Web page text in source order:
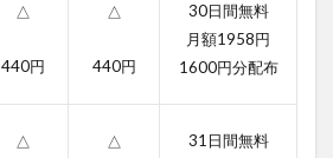
△
440円
△
440円
30日間無料
月額1958円
1600円分配布
△ △
31日間無料